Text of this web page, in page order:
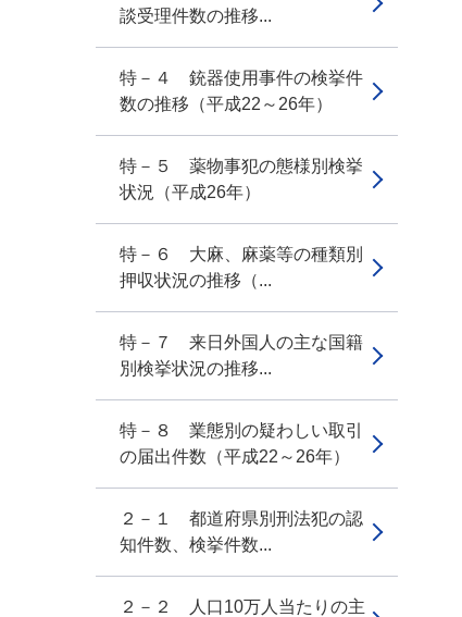
談受理件数の推移...
特－４ 銃器使用事件の検挙件
数の推移（平成22～26年）
特－５ 薬物事犯の態様別検挙
状況（平成26年）
特－６ 大麻、麻薬等の種類別
押収状況の推移（...
特－７ 来日外国人の主な国籍
別検挙状況の推移...
特－８ 業態別の疑わしい取引
の届出件数（平成22～26年）
２－１ 都道府県別刑法犯の認
知件数、検挙件数...
２－２ 人口10万人当たりの主